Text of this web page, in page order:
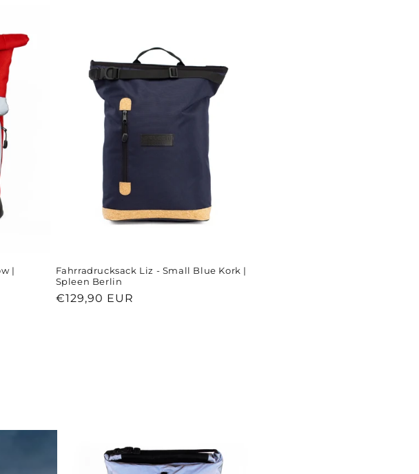
|
Fahrradrucksack Liz - Small Blue Kork |
Spleen Berlin
Normaler
€129,90 EUR